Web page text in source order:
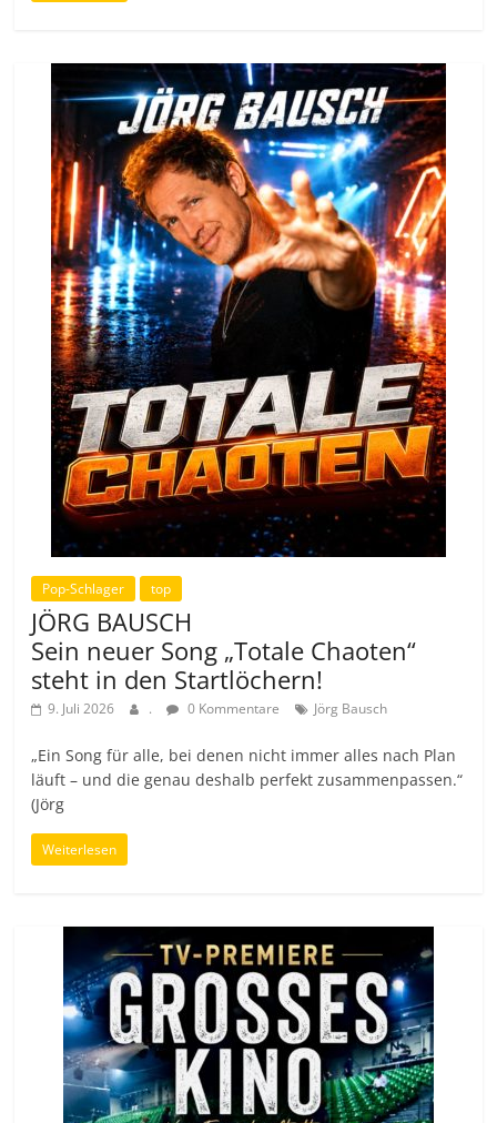
Pop-Schlager top
JÖRG BAUSCH
Sein neuer Song „Totale Chaoten“
steht in den Startlöchern!
9. Juli 2026 . 0 Kommentare Jörg Bausch
„Ein Song für alle, bei denen nicht immer alles nach Plan
läuft – und die genau deshalb perfekt zusammenpassen.“
(Jörg
Weiterlesen